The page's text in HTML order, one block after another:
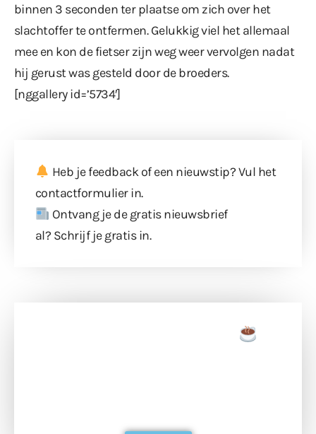
binnen 3 seconden ter plaatse om zich over het
slachtoffer te ontfermen. Gelukkig viel het allemaal
mee en kon de fietser zijn weg weer vervolgen nadat
hij gerust was gesteld door de broeders.
[nggallery id=’5734′]
Heb je feedback of een nieuwstip? Vul het
contactformulierin.
Ontvang je de gratis nieuwsbrief
al? Schrijf je gratis in.